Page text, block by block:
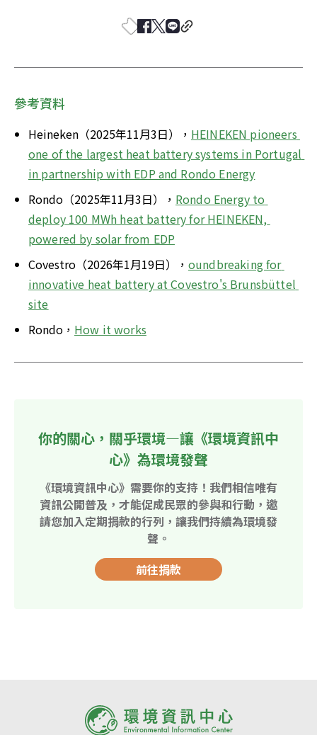
參考資料
Heineken（2025年11月3日）， HEINEKEN pioneers
one of the largest heat battery systems in Portugal
in partnership with EDP and Rondo Energy
Rondo（2025年11月3日）， Rondo Energy to
deploy 100 MWh heat battery for HEINEKEN,
powered by solar from EDP
Covestro（2026年1月19日）， oundbreaking for
innovative heat battery at Covestro's Brunsbüttel
site
Rondo， How it works
你的關心，關乎環境—讓《環境資訊中
心》為環境發聲
《環境資訊中心》需要你的支持！我們相信唯有
資訊公開普及，才能促成民眾的參與和行動，邀
請您加入定期捐款的行列，讓我們持續為環境發
聲。
前往捐款